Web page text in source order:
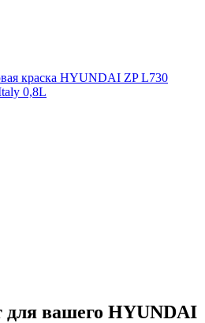
краска HYUNDAI ZP L730
0,8L
вашего HYUNDAI